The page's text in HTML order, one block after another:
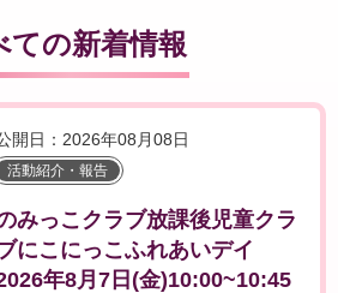
ての新着情報
開日：2026年08月08日
活動紹介・報告
みっこクラブ放課後児童クラ
にこにっこふれあいデイ
年8月7日(金)10:00~10:45